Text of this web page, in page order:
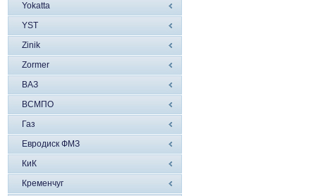
Yokatta
YST
Zinik
Zormer
ВАЗ
ВСМПО
Газ
Евродиск ФМЗ
КиК
Кременчуг